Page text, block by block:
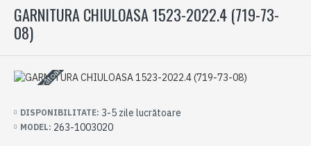
GARNITURA CHIULOASA 1523-2022.4 (719-73-
08)
3-5 zile lucrătoare
DISPONIBILITATE: 3-5 zile lucrătoare
MODEL: 263-1003020